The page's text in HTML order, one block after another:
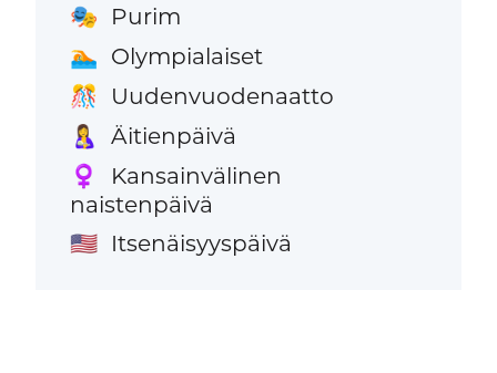
🎭 Purim
🏊 Olympialaiset
🎊 Uudenvuodenaatto
🤱 Äitienpäivä
♀️
Kansainvälinen
naistenpäivä
🇺🇸 Itsenäisyyspäivä